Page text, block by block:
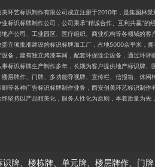
美环艺标识制作有限公司成立注册于2010年，是集园林
业标识标牌制作公司，公司秉承“精诚合作、互利共赢”
地产公司、工业园区、医疗组织、商业机构等各领域的
委立项批准建设的标识标牌加工厂，占地5000余平米，
设备，建有独立烤漆车间，配套环保除尘设备，通过环评
事标识标牌生产制作多年，长期为客户提供地产标识牌
楼层牌作、门牌、多功能导视牌、宣传栏、信报箱、休
刷等各种广告标识标牌制作业务，西安创美环艺标识制作
终坚持以产品精美化，服务人性化为原则，本着质量为
牌、楼栋牌、单元牌、楼层牌作、门